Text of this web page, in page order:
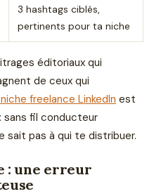
3 hashtags ciblés,
pertinents pour ta niche
éditoriaux qui
de ceux qui
freelance LinkedIn est
sans fil conducteur
sait pas à qui te distribuer.
: une erreur